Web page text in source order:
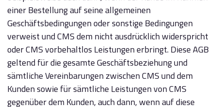
einer Bestellung auf seine allgemeinen
Geschäftsbedingungen oder sonstige Bedingungen
verweist und CMS dem nicht ausdrücklich widerspricht
oder CMS vorbehaltlos Leistungen erbringt. Diese AGB
geltend für die gesamte Geschäftsbeziehung und
sämtliche Vereinbarungen zwischen CMS und dem
Kunden sowie für sämtliche Leistungen von CMS
gegenüber dem Kunden, auch dann, wenn auf diese